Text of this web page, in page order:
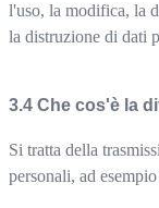
l'uso, la modifica, la
la distruzione di dati
Che cos'è la
Si tratta della
personali, ad